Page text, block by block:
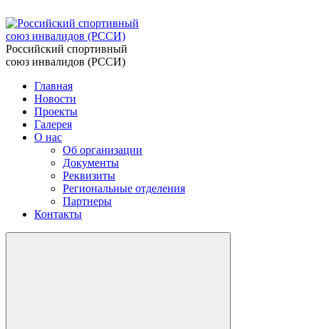
Российский спортивный
союз инвалидов (РССИ)
Главная
Новости
Проекты
Галерея
О нас
Об организации
Документы
Реквизиты
Региональные отделения
Партнеры
Контакты